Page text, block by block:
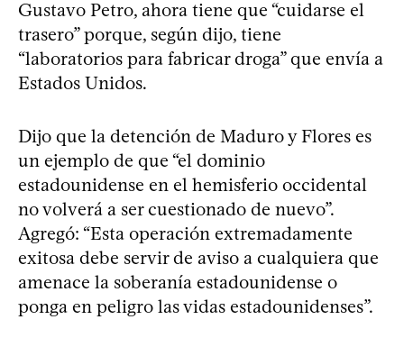
Gustavo Petro, ahora tiene que “cuidarse el
trasero” porque, según dijo, tiene
“laboratorios para fabricar droga” que envía a
Estados Unidos.
Dijo que la detención de Maduro y Flores es
un ejemplo de que “el dominio
estadounidense en el hemisferio occidental
no volverá a ser cuestionado de nuevo”.
Agregó: “Esta operación extremadamente
exitosa debe servir de aviso a cualquiera que
amenace la soberanía estadounidense o
ponga en peligro las vidas estadounidenses”.